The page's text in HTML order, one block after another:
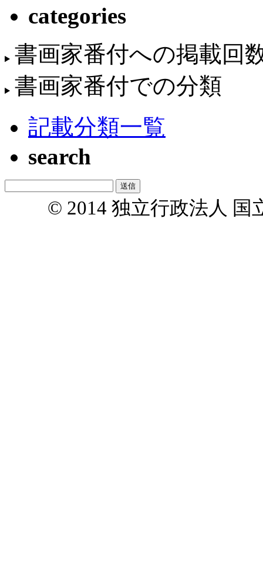
categories
書画家番付への掲載回
書画家番付での分類
記載分類一覧
search
© 2014 独立行政法人 国